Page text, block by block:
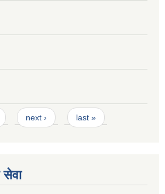
next › last »